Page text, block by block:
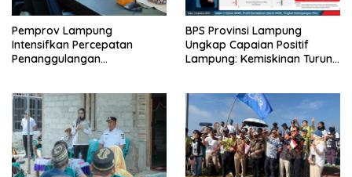
Pemprov Lampung
Intensifkan Percepatan
Penanggulangan
BPS Provinsi Lampung
Ungkap Capaian Positif
Lampung: Kemiskinan Turun,